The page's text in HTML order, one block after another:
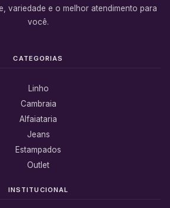
variedade e o melhor atendimento para
você.
CATEGORIAS
Linho
Cambraia
Alfaiataria
Jeans
Estampados
Outlet
INSTITUCIONAL